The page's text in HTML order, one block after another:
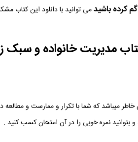
کرده باشیدمی توانید با دانلود این کتاب
مدیریت خانواده و سبک
خاطر میباشد که شما با تکرار و ممارست و
و بتوانید نمره خوبی را در آن امتحان کسب کنید .